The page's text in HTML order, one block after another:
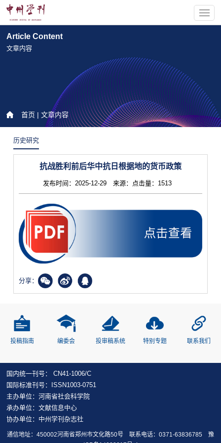
Article Content
文章内容
首页 | 文章内容
历史研究
抗战胜利前后华中抗日根据地的货币政策
发布时间：2025-12-29 来源：点击量：1513
分享：
投稿指南 编委会 投审稿系统 特别专题 联系我们
国内统一刊号： CN41-1006/C
国际标准刊号：ISSN1003-0751
主办单位：河南省社会科学院
承办单位：文献信息中心
协办单位：中州学刊杂志社
通信地址：450002河南省郑州市文化路50号 联系电话：0371-63836785 豫